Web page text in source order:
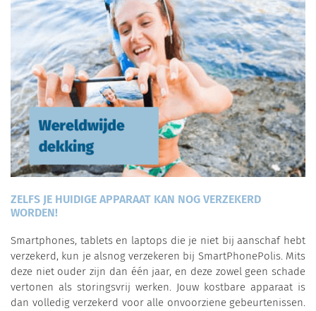
ZELFS JE HUIDIGE APPARAAT KAN NOG VERZEKERD
WORDEN!
Smartphones, tablets en laptops die je niet bij aanschaf hebt
verzekerd, kun je alsnog verzekeren bij SmartPhonePolis. Mits
deze niet ouder zijn dan één jaar, en deze zowel geen schade
vertonen als storingsvrij werken. Jouw kostbare apparaat is
dan volledig verzekerd voor alle onvoorziene gebeurtenissen.